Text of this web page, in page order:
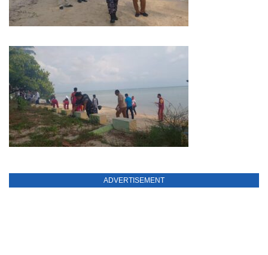
ADVERTISEMENT